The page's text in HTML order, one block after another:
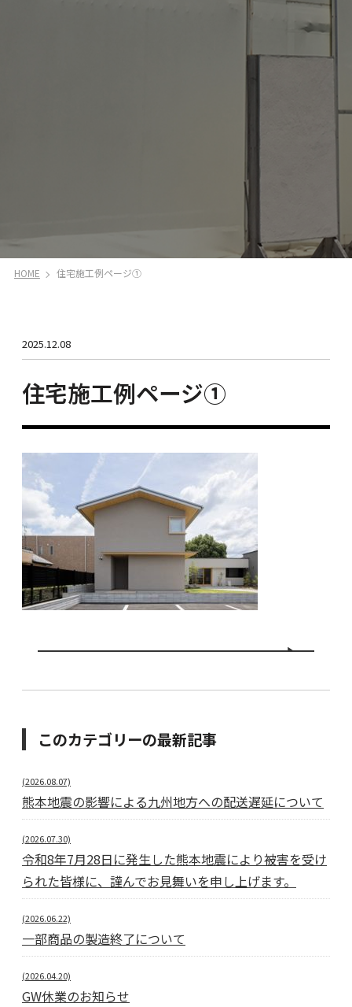
HOME 住宅施工例ページ①
2025.12.08
住宅施工例ページ①
このカテゴリーの最新記事
(2026.08.07)
熊本地震の影響による九州地方への配送遅延について
(2026.07.30)
令和8年7月28日に発生した熊本地震により被害を受け
られた皆様に、謹んでお見舞いを申し上げます。
(2026.06.22)
一部商品の製造終了について
(2026.04.20)
GW休業のお知らせ